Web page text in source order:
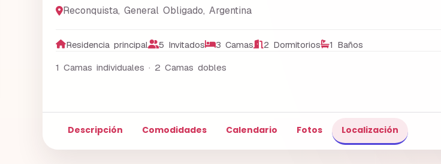
Reconquista, General Obligado, Argentina
Residencia principal 5 Invitados 3 Camas 2 Dormitorios 1 Baños
1 Camas individuales · 2 Camas dobles
Descripción Comodidades Calendario Fotos Localización